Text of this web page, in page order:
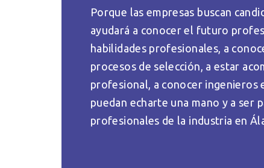
Porque las empresas buscan
ayudará a conocer el futuro
habilidades profesionales, a
procesos de selección, a estar
profesional, a conocer ingenieros
puedan echarte una mano y a ser
profesionales de la industria en